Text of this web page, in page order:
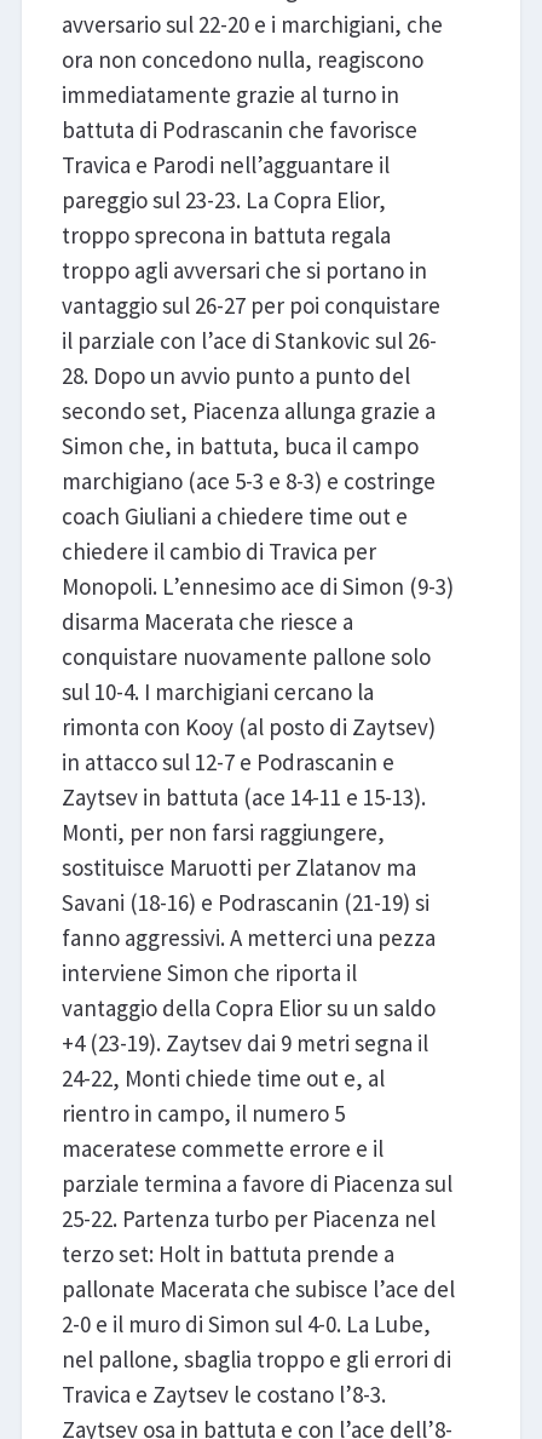
avversario sul 22-20 e i marchigiani, che
ora non concedono nulla, reagiscono
immediatamente grazie al turno in
battuta di Podrascanin che favorisce
Travica e Parodi nell’agguantare il
pareggio sul 23-23. La Copra Elior,
troppo sprecona in battuta regala
troppo agli avversari che si portano in
vantaggio sul 26-27 per poi conquistare
il parziale con l’ace di Stankovic sul 26-
28. Dopo un avvio punto a punto del
secondo set, Piacenza allunga grazie a
Simon che, in battuta, buca il campo
marchigiano (ace 5-3 e 8-3) e costringe
coach Giuliani a chiedere time out e
chiedere il cambio di Travica per
Monopoli. L’ennesimo ace di Simon (9-3)
disarma Macerata che riesce a
conquistare nuovamente pallone solo
sul 10-4. I marchigiani cercano la
rimonta con Kooy (al posto di Zaytsev)
in attacco sul 12-7 e Podrascanin e
Zaytsev in battuta (ace 14-11 e 15-13).
Monti, per non farsi raggiungere,
sostituisce Maruotti per Zlatanov ma
Savani (18-16) e Podrascanin (21-19) si
fanno aggressivi. A metterci una pezza
interviene Simon che riporta il
vantaggio della Copra Elior su un saldo
+4 (23-19). Zaytsev dai 9 metri segna il
24-22, Monti chiede time out e, al
rientro in campo, il numero 5
maceratese commette errore e il
parziale termina a favore di Piacenza sul
25-22. Partenza turbo per Piacenza nel
terzo set: Holt in battuta prende a
pallonate Macerata che subisce l’ace del
2-0 e il muro di Simon sul 4-0. La Lube,
nel pallone, sbaglia troppo e gli errori di
Travica e Zaytsev le costano l’8-3.
Zaytsev osa in battuta e con l’ace dell’8-